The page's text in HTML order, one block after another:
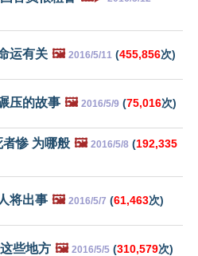
运有关 🖼️ 2016/5/11 (455,856次)
压的故事 🖼️ 2016/5/9 (75,016次)
惨 为哪般 🖼️ 2016/5/8 (192,335
将出事 🖼️ 2016/5/7 (61,463次)
些地方 🖼️ 2016/5/5 (310,579次)